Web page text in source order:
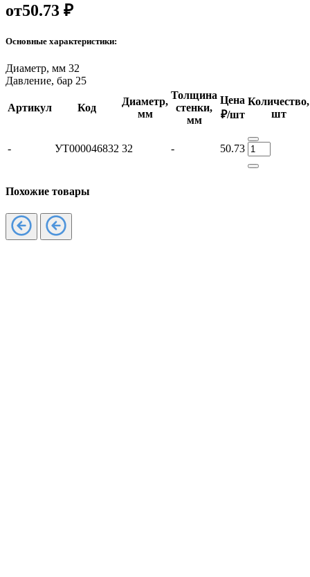
от50.73 ₽
Основные характеристики:
Диаметр, мм 32
Давление, бар 25
Артикул Код
Диаметр,
мм
Толщина
стенки,
мм
Цена
₽/шт
Количество,
шт
- УТ000046832 32 - 50.73
Похожие товары